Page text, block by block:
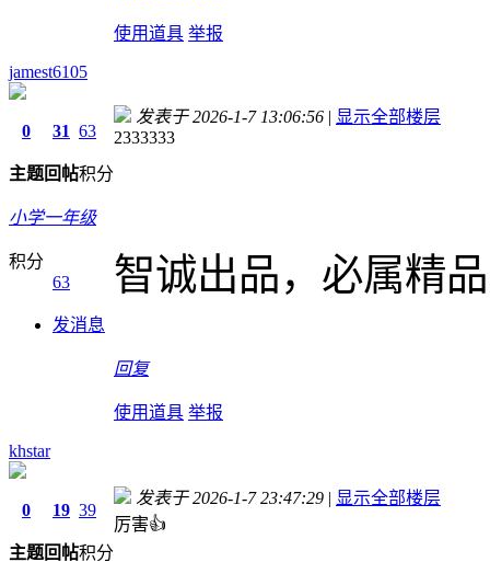
使用道具 举报
jamest6105
0
主题
31
回帖
63
积分
小学一年级
积分
63
发消息
发表于 2026-1-7 13:06:56 | 显示全部楼层
2333333
智诚出品，必属精
回复
使用道具 举报
khstar
0
主题
19
回帖
39
积分
发表于 2026-1-7 23:47:29 | 显示全部楼层
厉害👍